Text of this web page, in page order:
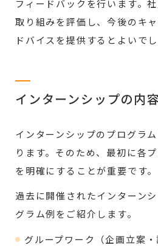
フィードバックを行います。
取り組みを評価し、今後のキ
ドバイスを提供するとよいでし
インターンシップの内容
インターンシップのプログラ
ります。そのため、最初に各
を明確にすることが重要です。
過去に開催されたインターン
グラム例をご紹介します。
グループワーク（企画立案